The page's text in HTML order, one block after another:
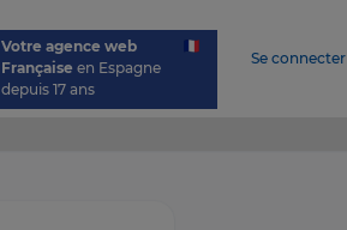
Votre agence web
Française en Espagne
depuis 17 ans
Se connecter